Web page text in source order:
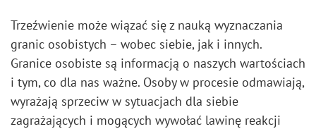
Trzeźwienie może wiązać się z nauką wyznaczania
granic osobistych – wobec siebie, jak i innych.
Granice osobiste są informacją o naszych wartościach
i tym, co dla nas ważne. Osoby w procesie odmawiają,
wyrażają sprzeciw w sytuacjach dla siebie
zagrażających i mogących wywołać lawinę reakcji